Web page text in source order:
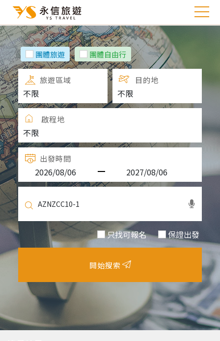
團體旅遊 團體自由行
旅遊區域 目的地
啟程地
出發時間
只找可報名 保證出發
開始搜索